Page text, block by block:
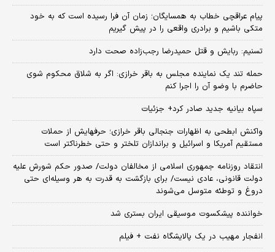
پیام عراقچی خطاب به همسایگان؛ زمان آن فرا رسیده است که به خود
متکی باشیم و برادری واقعی را در پیش گیریم
تسنیم: ربایش و قتل حمیدرضا رجب‌زاده صحت دارد
حمله تند یک نماینده مجلس به باقر خرازی: اگر به شلاق محکوم شوی
حاضرم با وضو آن را اجرا کنم
سپاه بیانیه جدید صادر کرد+ جزئیات
واکنش ابطحی به اظهارات جنجالی باقر خرازی؛ حرفهایش از حملات
مستقیم آمریکا و اسرائیل و براندازان تلختر و حتی خطرناکتر است
انتقاد روزنامه جمهوری اسلامی از مخالفان دولت/ صدور حکم شورش علیه
دولت قانونی، عادی نیست/ برای بازگشت به قدرت به هر وسیله‌ای حتی
دروغ و توطئه متوسل می‌شوند
خواننده پیشکسوت موسیقی ایران بستری شد
انفجار مهیب در یک پالایشگاه نفت + فیلم